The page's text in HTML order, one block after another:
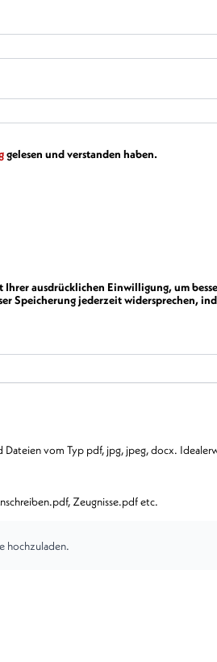
gelesen und verstanden haben.
ausdrücklichen Einwilligung, um
Speicherung jederzeit widersprechen,
vom Typ pdf, jpg, jpeg, docx.
Zeugnisse.pdf etc.
hochzuladen.